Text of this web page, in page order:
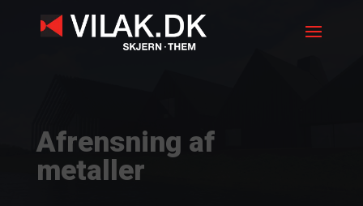
Afrensning af
metaller